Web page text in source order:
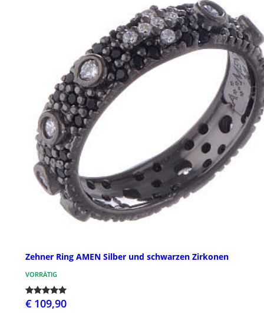
Zehner Ring AMEN Silber und schwarzen Zirkonen
VORRÄTIG
€ 109,90